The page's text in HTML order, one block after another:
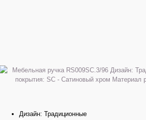
Дизайн: Традиционные